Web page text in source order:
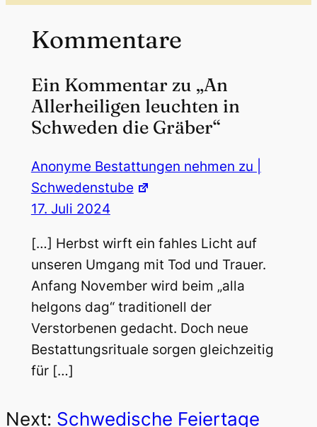
Kommentare
Ein Kommentar zu „An
Allerheiligen leuchten in
Schweden die Gräber“
Anonyme Bestattungen nehmen zu |
Schwedenstube
17. Juli 2024
[…] Herbst wirft ein fahles Licht auf
unseren Umgang mit Tod und Trauer.
Anfang November wird beim „alla
helgons dag“ traditionell der
Verstorbenen gedacht. Doch neue
Bestattungsrituale sorgen gleichzeitig
für […]
Next: Schwedische Feiertage